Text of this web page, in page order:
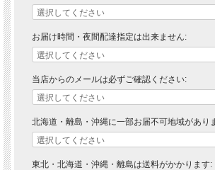
お届け時間・夜間配達指定は出来ません:
当店からのメールは必ずご確認ください:
北海道・離島・沖縄に一部お届不可地域があり
東北・北海道・沖縄・離島は送料がかかります: